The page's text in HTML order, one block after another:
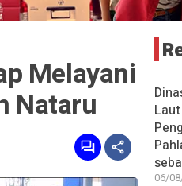
Melayani
Nataru
06/